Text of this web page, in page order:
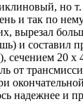
но
и так по
вырезал
и составил
сечением
от
и